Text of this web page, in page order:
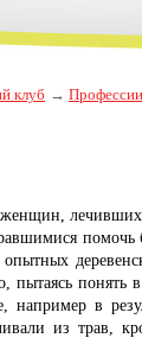
клуб
женщин,
помочь
пытаясь понять
например в
из трав,